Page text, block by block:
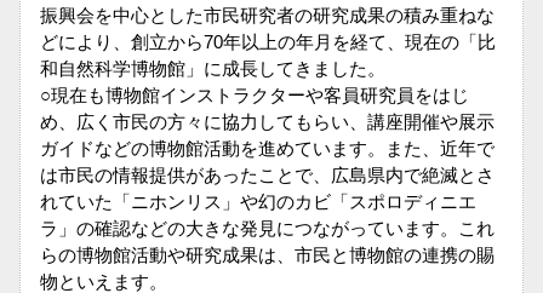
振興会を中心とした市民研究者の研究成果の積み重ねな
どにより、創立から70年以上の年月を経て、現在の「比
和自然科学博物館」に成長してきました。
○現在も博物館インストラクターや客員研究員をはじ
め、広く市民の方々に協力してもらい、講座開催や展示
ガイドなどの博物館活動を進めています。また、近年で
は市民の情報提供があったことで、広島県内で絶滅とさ
れていた「ニホンリス」や幻のカビ「スポロディニエ
ラ」の確認などの大きな発見につながっています。これ
らの博物館活動や研究成果は、市民と博物館の連携の賜
物といえます。